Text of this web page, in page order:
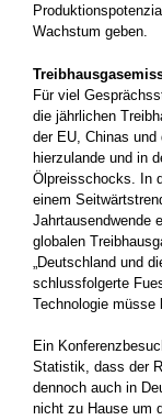
Wachstum geben.
Für viel
die jährlichen
der EU, Chinas
hierzulande und in
Ölpreisschocks. In
einem
Jahrtausendwende
globalen
„Deutschland und
schlussfolgerte
Technologie müsse
Ein
Statistik, dass der
dennoch auch in
nicht zu Hause um